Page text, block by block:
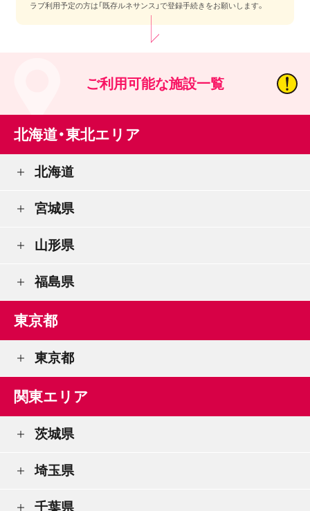
ラブ利用予定の方は「既存ルネサンス」で登録手続きをお願いします。
ご利用可能な施設一覧
北海道・東北エリア
北海道
宮城県
山形県
福島県
東京都
東京都
関東エリア
茨城県
埼玉県
千葉県